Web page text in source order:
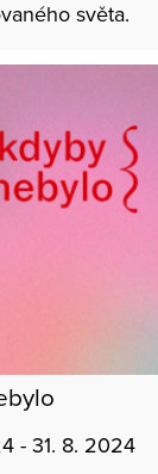
světa.
- 31. 8. 2024